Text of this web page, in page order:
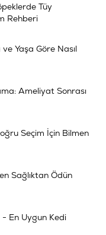
Tüy
Rehberi
Yaşa Göre Nasıl
Ameliyat Sonrası
Seçim İçin Bilmen
Sağlıktan Ödün
En Uygun Kedi